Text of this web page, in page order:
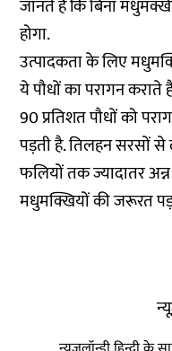
जानते हैं कि बिना
होगा.
उत्पादकता के लिए
ये पौधों का परागन
90 प्रतिशत पौधों को
पड़ती है. तिलहन सरसों
फलियों तक ज्यादातर
मधुमक्खियों की जरूरत